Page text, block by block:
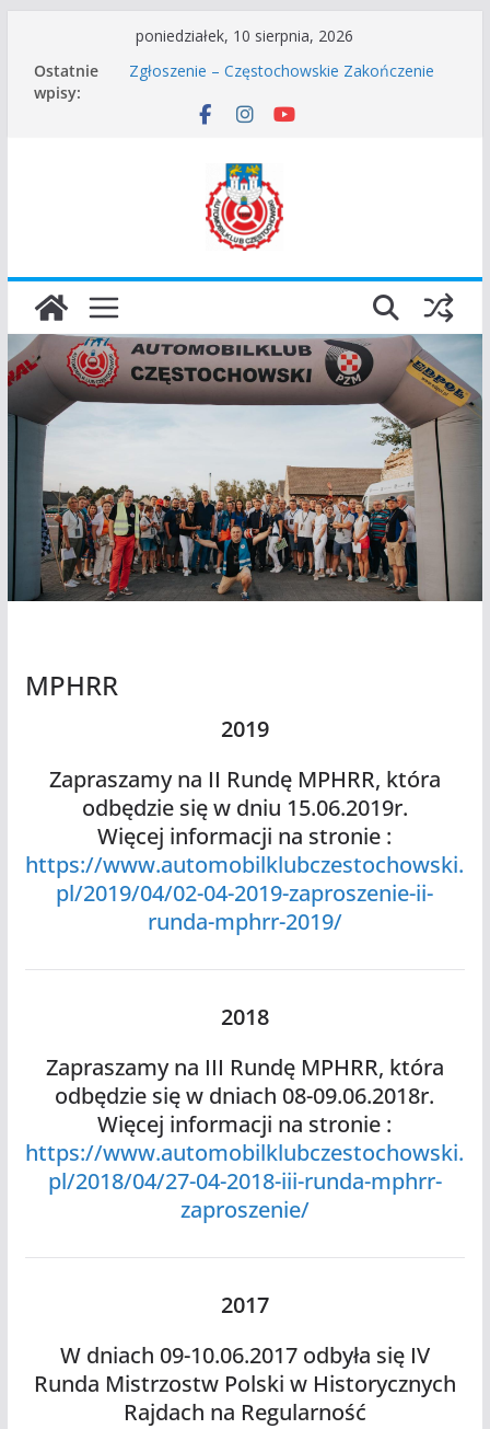
treści
poniedziałek, 10 sierpnia, 2026
Ostatnie
wpisy:
Zgłoszenie – Częstochowskie Zakończenie
45 Rajd Częstochowski zostaje odwołany.
I Gliwicki Classic Sprint o Puchar Prezydenta
Miasta Gliwice
Częstochowskie Rozpoczęcie Sezonu 2026
MPHRR
2019
Zapraszamy na II Rundę MPHRR, która
odbędzie się w dniu 15.06.2019r.
Więcej informacji na stronie :
https://www.automobilklubczestochowski.
pl/2019/04/02-04-2019-zaproszenie-ii-
runda-mphrr-2019/
2018
Zapraszamy na III Rundę MPHRR, która
odbędzie się w dniach 08-09.06.2018r.
Więcej informacji na stronie :
https://www.automobilklubczestochowski.
pl/2018/04/27-04-2018-iii-runda-mphrr-
zaproszenie/
2017
W dniach 09-10.06.2017 odbyła się IV
Runda Mistrzostw Polski w Historycznych
Rajdach na Regularność